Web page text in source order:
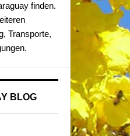
finden.
Transporte,
BLOG